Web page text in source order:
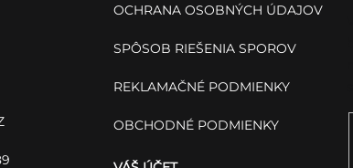
OCHRANA OSOBNÝCH ÚDAJOV
SPÔSOB RIEŠENIA SPOROV
REKLAMAČNÉ PODMIENKY
OBCHODNÉ PODMIENKY